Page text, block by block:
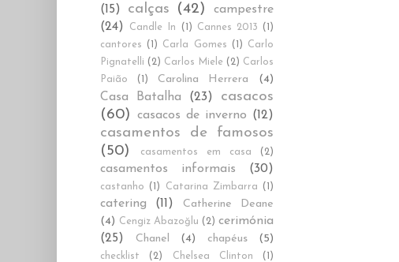
(15)
calças (42)
campestre
(24)
Candle In (1) Cannes 2013
(1)
cantores
(1) Carla Gomes (1)
Carlo
Pignatelli (2) Carlos Miele (2) Carlos
Paião
(1) Carolina Herrera (4)
Casa Batalha (23)
casacos
(60)
casacos de inverno (12)
casamentos de famosos
(50)
casamentos em casa (2)
casamentos informais (30)
castanho (1) Catarina Zimbarra (1)
catering (11)
Catherine Deane
(4) Cengiz Abazoğlu (2) cerimónia
(25)
Chanel (4) chapéus (5)
checklist (2) Chelsea Clinton
(1)